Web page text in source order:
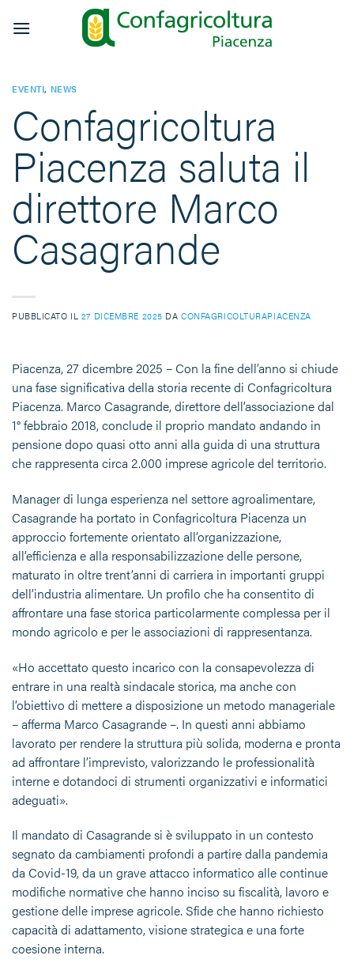
EVENTI, NEWS
Confagricoltura
Piacenza saluta il
direttore Marco
Casagrande
PUBBLICATO IL 27 DICEMBRE 2025 DACONFAGRICOLTURAPIACENZA
Piacenza, 27 dicembre 2025 – Con la fine dell’anno si chiude
una fase significativa della storia recente di Confagricoltura
Piacenza. Marco Casagrande, direttore dell’associazione dal
1° febbraio 2018, conclude il proprio mandato andando in
pensione dopo quasi otto anni alla guida di una struttura
che rappresenta circa 2.000 imprese agricole del territorio.
Manager di lunga esperienza nel settore agroalimentare,
Casagrande ha portato in Confagricoltura Piacenza un
approccio fortemente orientato all’organizzazione,
all’efficienza e alla responsabilizzazione delle persone,
maturato in oltre trent’anni di carriera in importanti gruppi
dell’industria alimentare. Un profilo che ha consentito di
affrontare una fase storica particolarmente complessa per il
mondo agricolo e per le associazioni di rappresentanza.
«Ho accettato questo incarico con la consapevolezza di
entrare in una realtà sindacale storica, ma anche con
l’obiettivo di mettere a disposizione un metodo manageriale
– afferma Marco Casagrande –. In questi anni abbiamo
lavorato per rendere la struttura più solida, moderna e pronta
ad affrontare l’imprevisto, valorizzando le professionalità
interne e dotandoci di strumenti organizzativi e informatici
adeguati».
Il mandato di Casagrande si è sviluppato in un contesto
segnato da cambiamenti profondi a partire dalla pandemia
da Covid-19, da un grave attacco informatico alle continue
modifiche normative che hanno inciso su fiscalità, lavoro e
gestione delle imprese agricole. Sfide che hanno richiesto
capacità di adattamento, visione strategica e una forte
coesione interna.